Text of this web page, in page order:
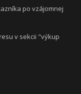
po vzájomnej
v sekcii "výkup